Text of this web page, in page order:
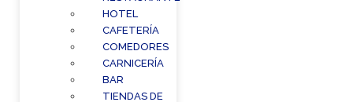
HOTEL
CAFETERÍA
COMEDORES
CARNICERÍA
BAR
TIENDAS DE